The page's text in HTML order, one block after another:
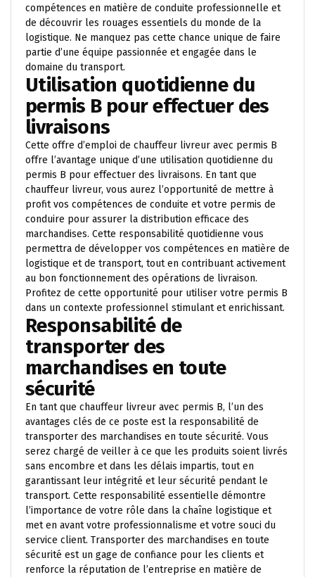
compétences en matière de conduite professionnelle et
de découvrir les rouages essentiels du monde de la
logistique. Ne manquez pas cette chance unique de faire
partie d’une équipe passionnée et engagée dans le
domaine du transport.
Utilisation quotidienne du
permis B pour effectuer des
livraisons
Cette offre d’emploi de chauffeur livreur avec permis B
offre l’avantage unique d’une utilisation quotidienne du
permis B pour effectuer des livraisons. En tant que
chauffeur livreur, vous aurez l’opportunité de mettre à
profit vos compétences de conduite et votre permis de
conduire pour assurer la distribution efficace des
marchandises. Cette responsabilité quotidienne vous
permettra de développer vos compétences en matière de
logistique et de transport, tout en contribuant activement
au bon fonctionnement des opérations de livraison.
Profitez de cette opportunité pour utiliser votre permis B
dans un contexte professionnel stimulant et enrichissant.
Responsabilité de
transporter des
marchandises en toute
sécurité
En tant que chauffeur livreur avec permis B, l’un des
avantages clés de ce poste est la responsabilité de
transporter des marchandises en toute sécurité. Vous
serez chargé de veiller à ce que les produits soient livrés
sans encombre et dans les délais impartis, tout en
garantissant leur intégrité et leur sécurité pendant le
transport. Cette responsabilité essentielle démontre
l’importance de votre rôle dans la chaîne logistique et
met en avant votre professionnalisme et votre souci du
service client. Transporter des marchandises en toute
sécurité est un gage de confiance pour les clients et
renforce la réputation de l’entreprise en matière de